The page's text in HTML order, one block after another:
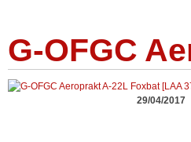
G-OFGC
29/04/2017